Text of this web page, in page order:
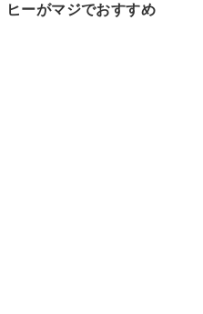
ヒーがマジでおすすめ